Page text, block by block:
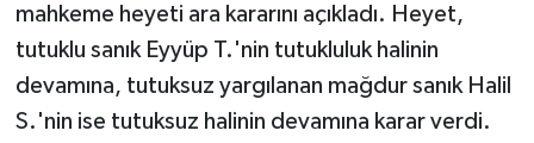
mahkeme heyeti ara kararını açıkladı. Heyet,
tutuklu sanık Eyyüp T.'nin tutukluluk halinin
devamına, tutuksuz yargılanan mağdur sanık Halil
S.'nin ise tutuksuz halinin devamına karar verdi.